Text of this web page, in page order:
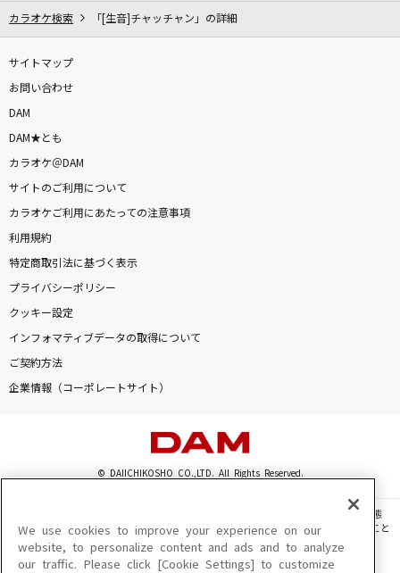
カラオケ検索 「[生音]チャッチャン」の詳細
サイトマップ
お問い合わせ
DAM
DAM★とも
カラオケ＠DAM
サイトのご利用について
カラオケご利用にあたっての注意事項
利用規約
特定商取引法に基づく表示
プライバシーポリシー
クッキー設定
インフォマティブデータの取得について
ご契約方法
企業情報（コーポレートサイト）
© DAIICHIKOSHO CO.,LTD. All Rights Reserved.
このサイトに掲載されている一切の文章・画像・写真・動画・音声等を、手段や形態
を問わず、著作権法の定める範囲を超えて無断で複製、転載、ファイル化などすること
を禁じます。
楽曲及びコンテンツは、機種によりご利用いただけない場合があります。
We use cookies to improve your experience on our
website, to personalize content and ads and to analyze
our traffic. Please click [Cookie Settings] to customize